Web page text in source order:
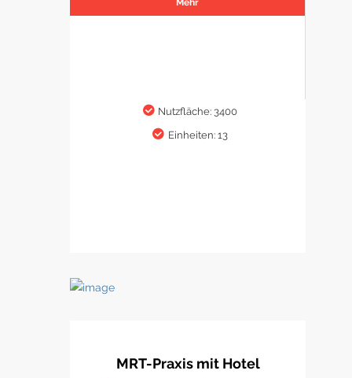
Mehr
Nutzfläche: 3400
Einheiten: 13
MRT-Praxis mit Hotel